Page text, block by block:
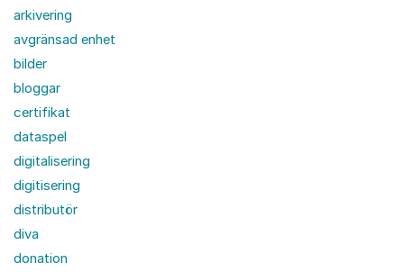
arkivering
avgränsad enhet
bilder
bloggar
certifikat
dataspel
digitalisering
digitisering
distributör
diva
donation